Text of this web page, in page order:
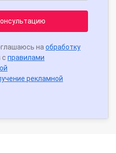
на обработку
с правилами
рекламной